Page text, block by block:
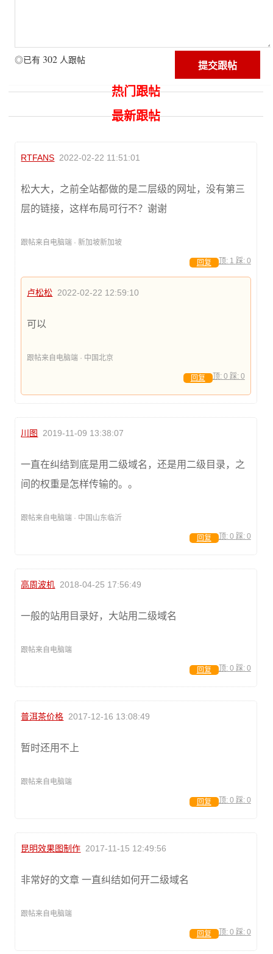
◎已有 302 人跟帖
热门跟帖
最新跟帖
RTFANS 2022-02-22 11:51:01
松大大，之前全站都做的是二层级的网址，没有第三
层的链接，这样布局可行不？谢谢
跟帖来自电脑端 · 新加坡新加坡
顶: 1 踩: 0
回复
卢松松 2022-02-22 12:59:10
可以
跟帖来自电脑端 · 中国北京
顶: 0 踩: 0
回复
川图 2019-11-09 13:38:07
一直在纠结到底是用二级域名，还是用二级目录，之
间的权重是怎样传输的。。
跟帖来自电脑端 · 中国山东临沂
顶: 0 踩: 0
回复
高周波机 2018-04-25 17:56:49
一般的站用目录好，大站用二级域名
跟帖来自电脑端
顶: 0 踩: 0
回复
普洱茶价格 2017-12-16 13:08:49
暂时还用不上
跟帖来自电脑端
顶: 0 踩: 0
回复
昆明效果图制作 2017-11-15 12:49:56
非常好的文章 一直纠结如何开二级域名
跟帖来自电脑端
顶: 0 踩: 0
回复